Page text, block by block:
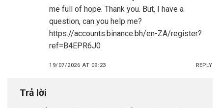
me full of hope. Thank you. But, I have a
question, can you help me?
https://accounts.binance.bh/en-ZA/register?
ref=B4EPR6J0
19/07/2026 AT 09:23 REPLY
Trả lời